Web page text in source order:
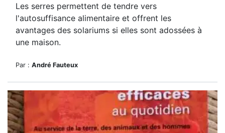
Les serres permettent de tendre vers
l'autosuffisance alimentaire et offrent les
avantages des solariums si elles sont adossées à
une maison.
Par : André Fauteux